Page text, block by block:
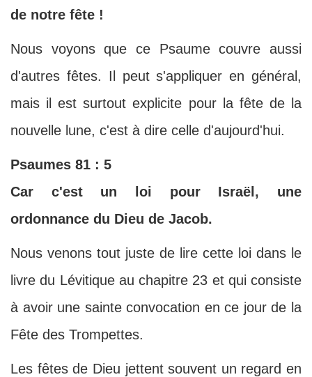
de notre fête !
Nous voyons que ce Psaume couvre aussi
d'autres fêtes. Il peut s'appliquer en général,
mais il est surtout explicite pour la fête de la
nouvelle lune, c'est à dire celle d'aujourd'hui.
Psaumes 81 : 5
Car c'est un loi pour Israël, une
ordonnance du Dieu de Jacob.
Nous venons tout juste de lire cette loi dans le
livre du Lévitique au chapitre 23 et qui consiste
à avoir une sainte convocation en ce jour de la
Fête des Trompettes.
Les fêtes de Dieu jettent souvent un regard en